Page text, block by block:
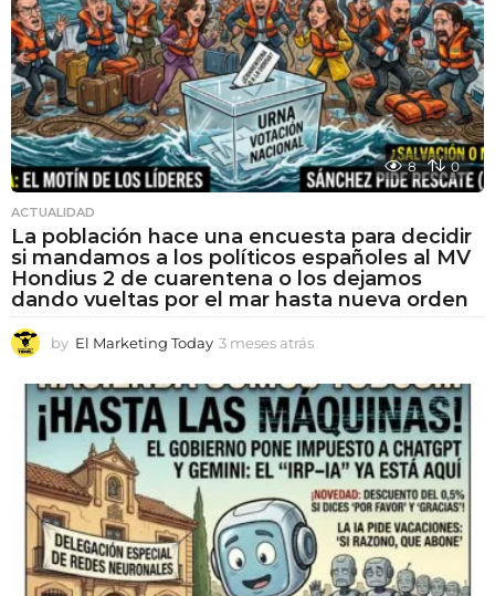
8 0
ACTUALIDAD
La población hace una encuesta para decidir
si mandamos a los políticos españoles al MV
Hondius 2 de cuarentena o los dejamos
dando vueltas por el mar hasta nueva orden
by El Marketing Today 3 meses atrás
e
s
e
s
a
t
r
á
s